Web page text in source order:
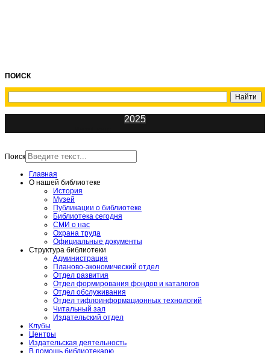
ПОИСК
2025
Поиск
Главная
О нашей библиотеке
История
Музей
Публикации о библиотеке
Библиотека сегодня
СМИ о нас
Охрана труда
Официальные документы
Структура библиотеки
Администрация
Планово-экономический отдел
Отдел развития
Отдел формирования фондов и каталогов
Отдел обслуживания
Отдел тифлоинформационных технологий
Читальный зал
Издательский отдел
Клубы
Центры
Издательская деятельность
В помощь библиотекарю